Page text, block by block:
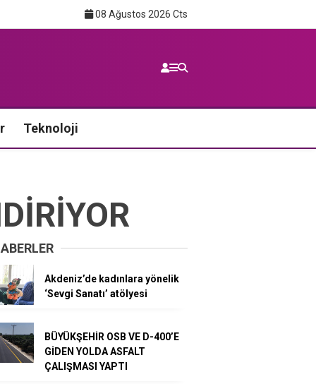
08 Ağustos 2026 Cts
Teknoloji
Akdeniz’de kadınlara yönelik
‘Sevgi Sanatı’ atölyesi
BÜYÜKŞEHİR OSB VE D-400’E
GİDEN YOLDA ASFALT
ÇALIŞMASI YAPTI